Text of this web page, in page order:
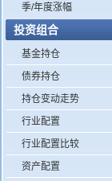
季/年度涨幅
投资组合
基金持仓
债券持仓
持仓变动走势
行业配置
行业配置比较
资产配置